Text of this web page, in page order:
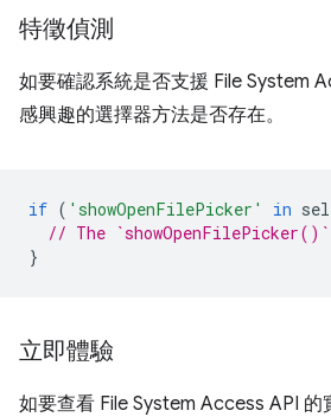
特徵偵測
如要確認系統是否支援 File System
感興趣的選擇器方法是否存在。
if ( 'showOpenFilePicker' in
// The
}
立即體驗
如要查看 File System Access API 的